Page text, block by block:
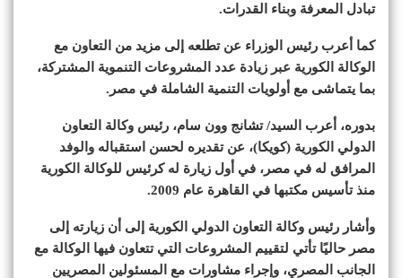
تبادل المعرفة وبناء القدرات.
كما أعرب رئيس الوزراء عن تطلعه إلى مزيد من التعاون مع
الوكالة الكورية عبر زيادة عدد المشروعات التنموية المشتركة،
بما يتماشى مع أولويات التنمية الشاملة في مصر.
بدوره، أعرب السيد/ تشانج وون سام، رئيس وكالة التعاون
الدولي الكورية (كويكا)، عن تقديره لحسن استقباله والوفد
المرافق له في مصر، في أول زيارة له كرئيس للوكالة الكورية
منذ تأسيس مكتبها في القاهرة عام 2009.
وأشار رئيس وكالة التعاون الدولي الكورية إلى أن زيارته إلى
مصر حاليًا تأتي لتقييم المشروعات التي تتعاون فيها الوكالة مع
الجانب المصري، وإجراء مشاورات مع المسئولين المصريين